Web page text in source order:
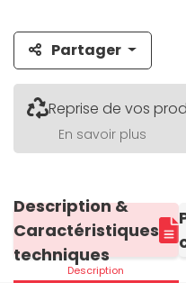
Partager
Reprise de vos
En savoir plus
Description &
Caractéristiques
techniques
Description